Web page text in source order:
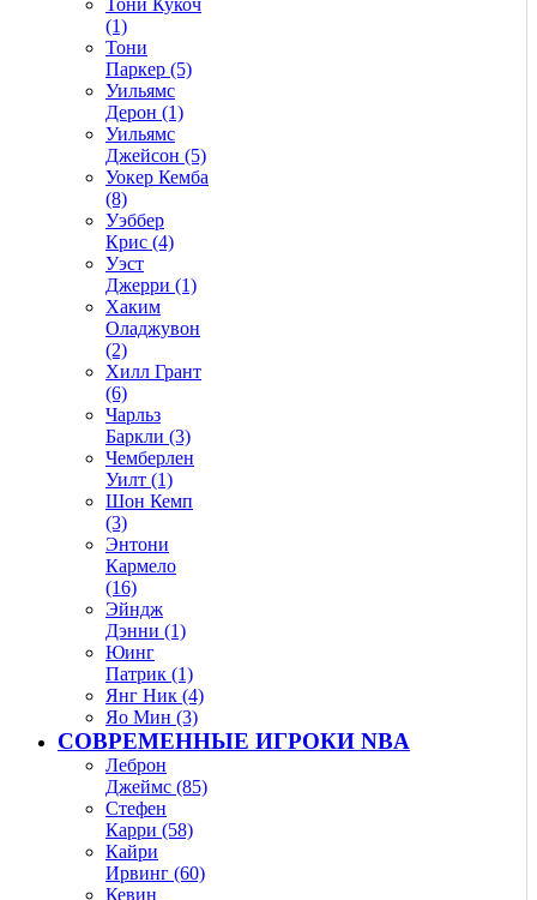
(1)
Тони
Паркер (5)
Уильямс
Дерон (1)
Уильямс
Джейсон (5)
Уокер Кемба
(8)
Уэббер
Крис (4)
Уэст
Джерри (1)
Хаким
Оладжувон
(2)
Хилл Грант
(6)
Чарльз
Баркли (3)
Чемберлен
Уилт (1)
Шон Кемп
(3)
Энтони
Кармело
(16)
Эйндж
Дэнни (1)
Юинг
Патрик (1)
Янг Ник (4)
Яо Мин (3)
СОВРЕМЕННЫЕ ИГРОКИ NBA
Леброн
Джеймс (85)
Стефен
Карри (58)
Кайри
Ирвинг (60)
Кевин